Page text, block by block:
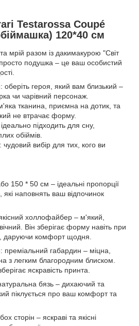
Testarossa Coupé
120*40 см
мрій разом із дакимакурою "Світ
подушка – це ваш особистий
: оберіть героя, який вам близький –
чи чарівний персонаж.
тканина, приємна на дотик, та
не втрачає форму.
підходить для сну,
обіймів.
: чудовий вибір для тих, кого ви
150 * 50 см – ідеальні пропорції
наповнять ваш відпочинок
холлофайбер – м'який,
Він зберігає форму навіть при
даруючи комфорт щодня.
: преміальний габардин – міцна,
з легким благородним блиском.
яскравість принта.
бязь – дихаючий та
піклується про ваш комфорт та
сторін – яскраві та якісні